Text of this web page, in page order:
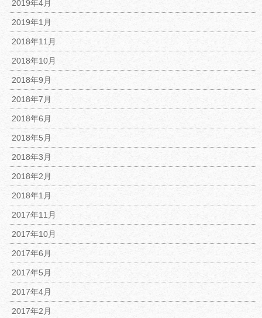
2019年4月
2019年1月
2018年11月
2018年10月
2018年9月
2018年7月
2018年6月
2018年5月
2018年3月
2018年2月
2018年1月
2017年11月
2017年10月
2017年6月
2017年5月
2017年4月
2017年2月